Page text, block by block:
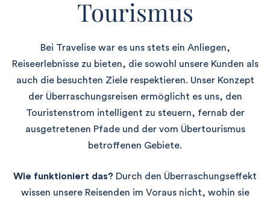
Tourismus
Bei Travelise war es uns stets ein Anliegen,
Reiseerlebnisse zu bieten, die sowohl unsere Kunden als
auch die besuchten Ziele respektieren. Unser Konzept
der Überraschungsreisen ermöglicht es uns, den
Touristenstrom intelligent zu steuern, fernab der
ausgetretenen Pfade und der vom Übertourismus
betroffenen Gebiete.
Wie funktioniert das? Durch den Überraschungseffekt
wissen unsere Reisenden im Voraus nicht, wohin sie